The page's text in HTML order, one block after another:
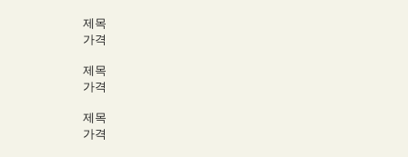
제목
가격
제목
가격
제목
가격